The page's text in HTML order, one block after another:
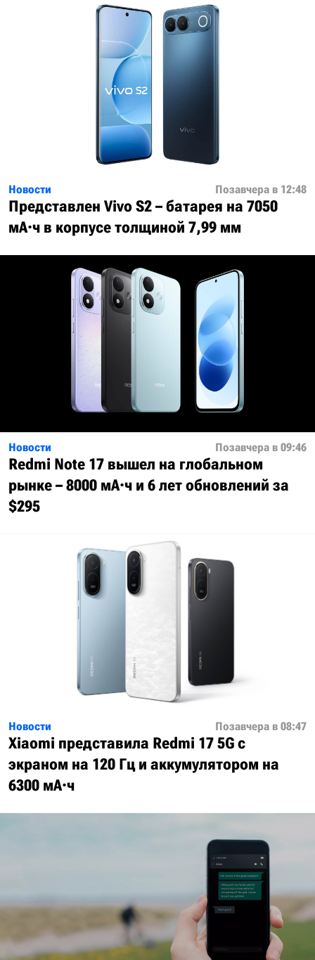
Новости Позавчера в 12:48
Представлен Vivo S2 – батарея на 7050
мА·ч в корпусе толщиной 7,99 мм
Новости Позавчера в 09:46
Redmi Note 17 вышел на глобальном
рынке – 8000 мА·ч и 6 лет обновлений за
$295
Новости Позавчера в 08:47
Xiaomi представила Redmi 17 5G с
экраном на 120 Гц и аккумулятором на
6300 мА·ч